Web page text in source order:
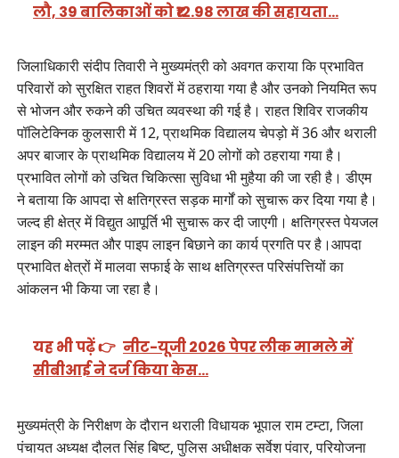
लौ, 39 बालिकाओं को ₹12.98 लाख की सहायता…
जिलाधिकारी संदीप तिवारी ने मुख्यमंत्री को अवगत कराया कि प्रभावित
परिवारों को सुरक्षित राहत शिवरों में ठहराया गया है और उनको नियमित रूप
से भोजन और रुकने की उचित व्यवस्था की गई है। राहत शिविर राजकीय
पॉलिटेक्निक कुलसारी में 12, प्राथमिक विद्यालय चेपड़ो में 36 और थराली
अपर बाजार के प्राथमिक विद्यालय में 20 लोगों को ठहराया गया है।
प्रभावित लोगों को उचित चिकित्सा सुविधा भी मुहैया की जा रही है। डीएम
ने बताया कि आपदा से क्षतिग्रस्त सड़क मार्गों को सुचारू कर दिया गया है।
जल्द ही क्षेत्र में विद्युत आपूर्ति भी सुचारू कर दी जाएगी। क्षतिग्रस्त पेयजल
लाइन की मरम्मत और पाइप लाइन बिछाने का कार्य प्रगति पर है।आपदा
प्रभावित क्षेत्रों में मालवा सफाई के साथ क्षतिग्रस्त परिसंपत्तियों का
आंकलन भी किया जा रहा है।
यह भी पढ़ें 👉 नीट-यूजी 2026 पेपर लीक मामले में
सीबीआई ने दर्ज किया केस…
मुख्यमंत्री के निरीक्षण के दौरान थराली विधायक भूपाल राम टम्टा, जिला
पंचायत अध्यक्ष दौलत सिंह बिष्ट, पुलिस अधीक्षक सर्वेश पंवार, परियोजना